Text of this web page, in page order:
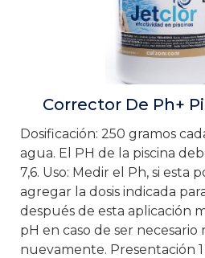
Corrector De Ph+
Dosificación: 250 gramos
agua. El PH de la piscina
7,6. Uso: Medir el Ph, si esta
agregar la dosis indicada
después de esta aplicación
pH en caso de ser necesario
nuevamente. Presentación 1